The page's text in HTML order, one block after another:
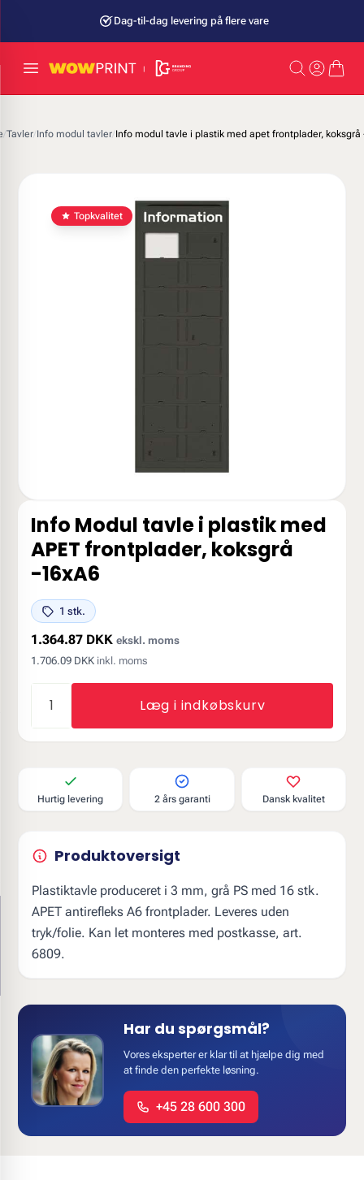
Dag-til-dag levering på flere vare
/Tavler/Info modul tavler/Info modul tavle i plastik med apet frontplader, koksgrå
Topkvalitet
Info Modul tavle i plastik med
APET frontplader, koksgrå
-16xA6
1 stk.
1.364.87 DKK ekskl. moms
1.706.09 DKK inkl. moms
Læg i indkøbskurv
Hurtig levering 2 års garanti Dansk kvalitet
Produktoversigt
Plastiktavle produceret i 3 mm, grå PS med 16 stk.
APET antirefleks A6 frontplader. Leveres uden
tryk/folie. Kan let monteres med postkasse, art.
6809.
Har du spørgsmål?
Vores eksperter er klar til at hjælpe dig med
at finde den perfekte løsning.
+45 28 600 300